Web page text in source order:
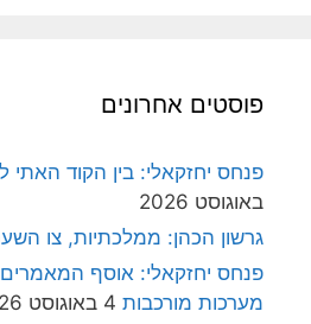
פוסטים אחרונים
פנחס יחזקאלי: בין הקוד האתי
באוגוסט 2026
גרשון הכהן: ממלכתיות, צו
פנחס יחזקאלי: אוסף
מערכות מורכבות 4 באוגוסט 2026